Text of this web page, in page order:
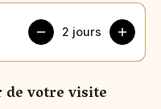
2 jours
de votre visite